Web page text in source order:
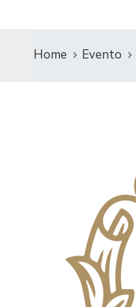
Home Evento